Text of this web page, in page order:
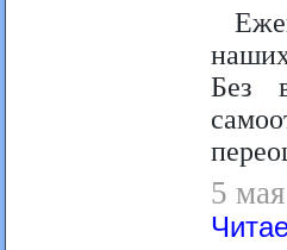
Без
5